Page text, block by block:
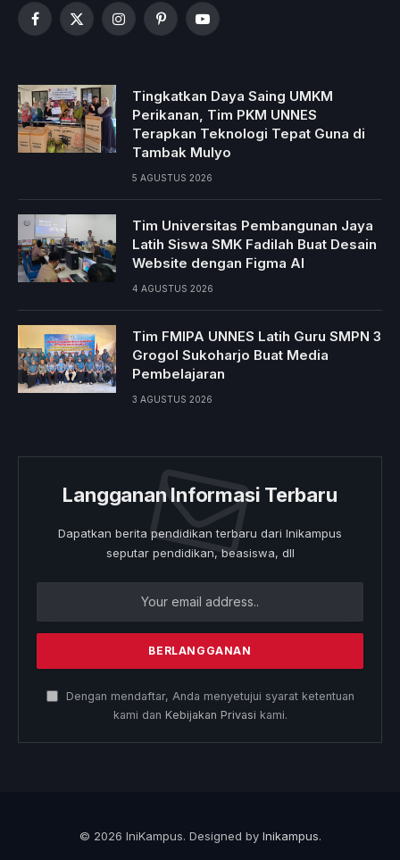
Facebook
X
InstagramPinterestYouTube
Tingkatkan Daya Saing UMKM
Perikanan, Tim PKM UNNES
Terapkan Teknologi Tepat Guna di
Tambak Mulyo
5 AGUSTUS 2026
Tim Universitas Pembangunan Jaya
Latih Siswa SMK Fadilah Buat Desain
Website dengan Figma AI
4 AGUSTUS 2026
Tim FMIPA UNNES Latih Guru SMPN 3
Grogol Sukoharjo Buat Media
Pembelajaran
3 AGUSTUS 2026
Langganan Informasi Terbaru
Dapatkan berita pendidikan terbaru dari Inikampus
seputar pendidikan, beasiswa, dll
Dengan mendaftar, Anda menyetujui syarat ketentuan
kami dan Kebijakan Privasi kami.
© 2026 IniKampus. Designed by Inikampus.